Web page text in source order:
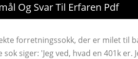
Og Svar Til Erfaren Pdf
forretningssokk, der er milet til
siger: 'Jeg ved, hvad en 401k er.